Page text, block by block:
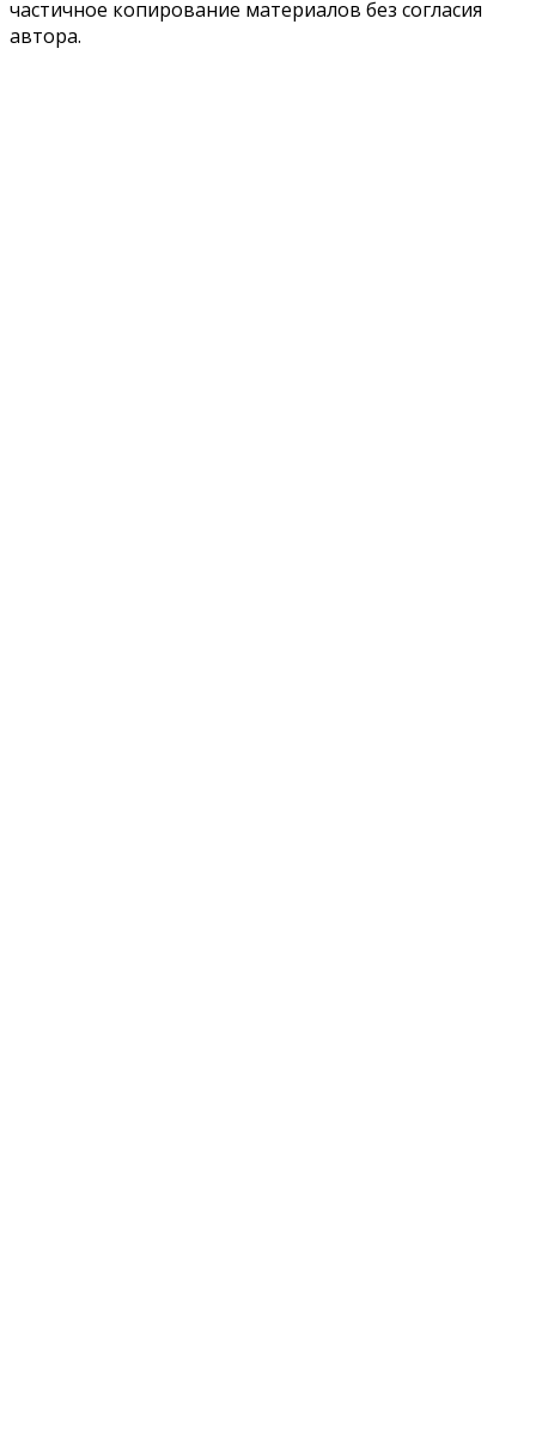
частичное копирование материалов без согласия
автора.